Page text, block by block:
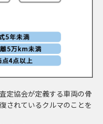
定協会が定義する車両の骨
されているクルマのことを